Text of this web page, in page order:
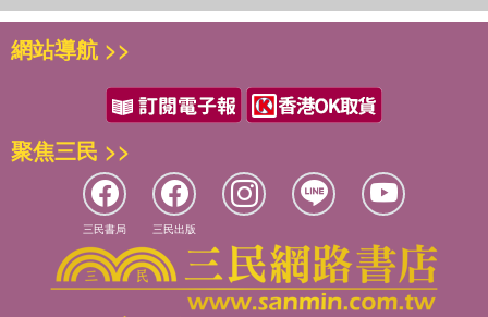
沉默的上帝所創造的周禮
天命與敬德
天子與王的稱號由來
周封建下的國
禹神話與天下制度
霸者體制下的天子與天下
各國稱王與戰國時代
向戰國新宗教觀轉化的天∕上帝觀
到天作為法則，此宗教的天，即作為神的天，究竟為何？又好
比我說天揀選王者，這是藉由宗教機制，此又如何可能？具體
的作法為何？這就是本書的主題，嘗試從宗教的側面探討作為
政治制度的天下。
網站導航 >>
聚焦三民 >>
三民書局 三民出版